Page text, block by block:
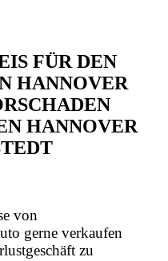
FÜR DEN
HANNOVER
HANNOVER
von
gerne verkaufen
zu